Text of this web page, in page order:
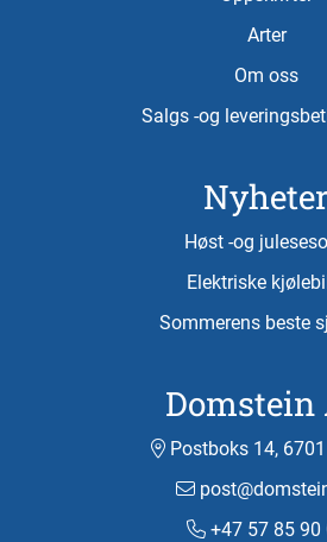
Arter
Om oss
Salgs -og
Nyheter
Høst -og
Elektriske
Sommerens beste
Domstein
Postboks 14,
+47 57 85 90